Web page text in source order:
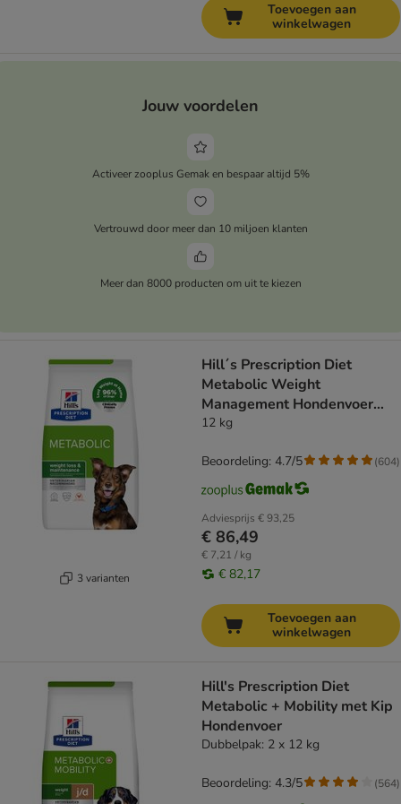
Toevoegen aan
winkelwagen
Jouw voordelen
Activeer zooplus Gemak en bespaar altijd 5%
Vertrouwd door meer dan 10 miljoen klanten
Meer dan 8000 producten om uit te kiezen
3 varianten
Hill´s Prescription Diet
Metabolic Weight
Management Hondenvoer
met Kip
12 kg
Adviesprijs € 93,25
€ 86,49
€ 7,21 / kg
€ 82,17
Beoordeling: 4.7/5 (604)
Toevoegen aan
winkelwagen
Hill's Prescription Diet
Metabolic + Mobility met Kip
Hondenvoer
Dubbelpak: 2 x 12 kg
Beoordeling: 4.3/5 (564)